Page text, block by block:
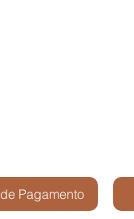
Pagamento